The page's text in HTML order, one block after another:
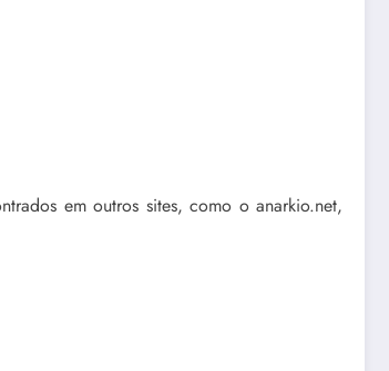
em outros sites, como o anarkio.net,